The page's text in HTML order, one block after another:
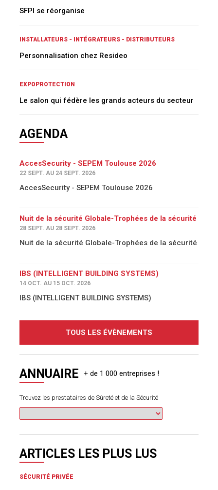
SFPI se réorganise
INSTALLATEURS - INTÉGRATEURS - DISTRIBUTEURS
Personnalisation chez Resideo
EXPOPROTECTION
Le salon qui fédère les grands acteurs du secteur
AGENDA
AccesSecurity - SEPEM Toulouse 2026
22 SEPT. AU 24 SEPT. 2026
AccesSecurity - SEPEM Toulouse 2026
Nuit de la sécurité Globale-Trophées de la sécurité
28 SEPT. AU 28 SEPT. 2026
Nuit de la sécurité Globale-Trophées de la sécurité
IBS (INTELLIGENT BUILDING SYSTEMS)
14 OCT. AU 15 OCT. 2026
IBS (INTELLIGENT BUILDING SYSTEMS)
TOUS LES ÉVÈNEMENTS
ANNUAIRE
Trouvez les prestataires de Sûreté et de la Sécurité
ARTICLES LES PLUS LUS
SÉCURITÉ PRIVÉE